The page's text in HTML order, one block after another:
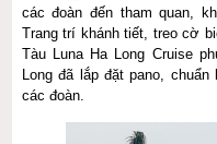
các đoàn đến tham quan,
Trang trí khánh tiết, treo cờ
Tàu Luna Ha Long Cruise
Long đã lắp đặt pano,
các đoàn.